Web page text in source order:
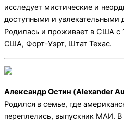
исследует мистические и
доступными и увлекательными
Родилась и проживает в США с
США, Форт-Уэрт, Штат Техас.
Александр Остин (Alexander
Родился в семье, где
переплелись, выпускник МАИ.